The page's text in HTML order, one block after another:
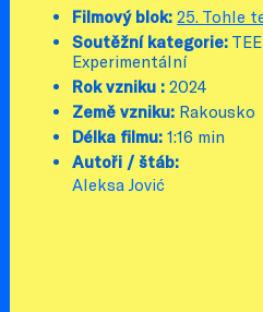
Filmový blok:25. Tohle
Soutěžní kategorie:
Experimentální
Rok vzniku : 2024
Země vzniku: Rakousko
Délka filmu: 1:16 min
Autoři / štáb:
Aleksa Jović